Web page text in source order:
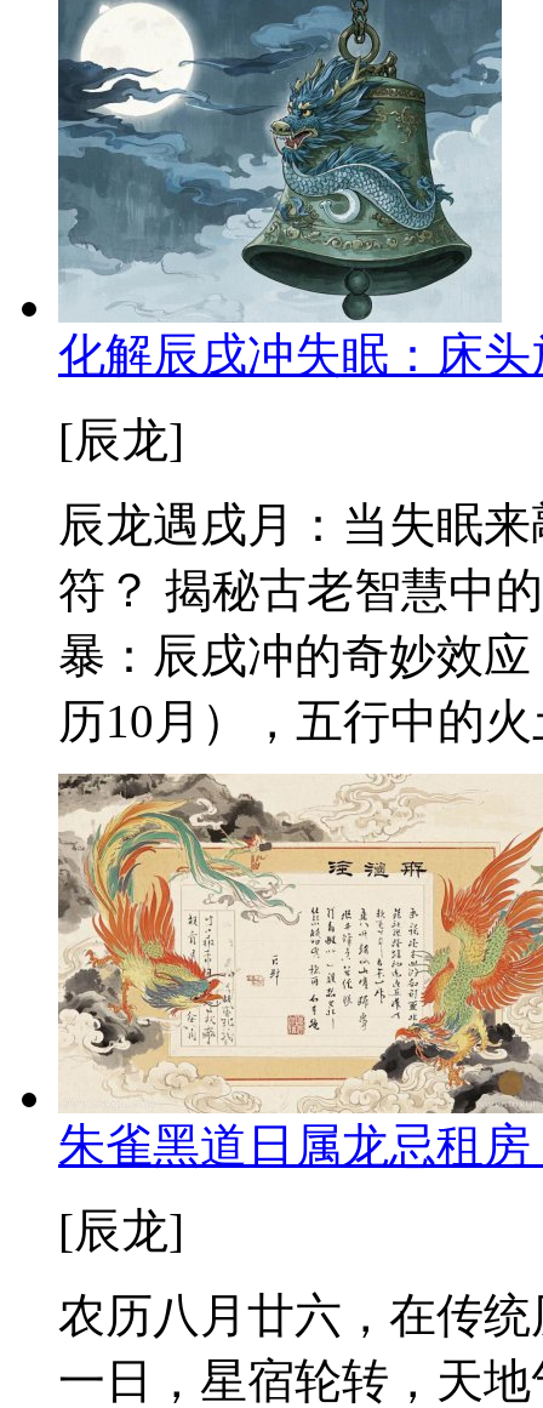
化解辰戌冲失眠：床
[辰龙]
辰龙遇戌月：当失眠
符？ 揭秘古老智慧中
暴：辰戌冲的奇妙效
历10月），五行中的
朱雀黑道日属龙忌租
[辰龙]
农历八月廿六，在传
一日，星宿轮转，天